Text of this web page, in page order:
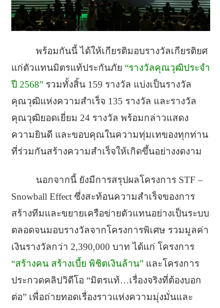
พร้อมกันนี้ ได้ให้เกียรติมอบรางวัลเกียรติยศ
แก่ตัวแทนมิตรแท้ประกันภัย “รางวัลคุณวุฒิประจำ
ปี 2568”รวมทั้งสิ้น 159 รางวัล แบ่งเป็นรางวัล
คุณวุฒิแห่งความสำเร็จ 135 รางวัล และรางวัล
คุณวุฒิยอดเยี่ยม 24 รางวัล พร้อมกล่าวแสดง
ความยินดี และขอบคุณในความทุ่มเทของทุกท่าน
ที่ร่วมกันสร้างความสำเร็จให้เกิดขึ้นอย่างงดงาม
นอกจากนี้ ยังมีการสรุปผลโครงการ STF –
Snowball Effect ซึ่งสะท้อนความสำเร็จของการ
สร้างทีมและขยายเครือข่ายตัวแทนอย่างเป็นระบบ
ตลอดจนมอบรางวัลจากโครงการพิเศษ รวมมูลค่า
เงินรางวัลกว่า 2,390,000 บาท ได้แก่ โครงการ
“สร้างคน สร้างเบี้ย พิชิตเงินล้าน”และโครงการ
ประกวดคลิปวิดีโอ “มิตรแท้…เรื่องจริงที่ต้องบอก
ต่อ” เพื่อถ่ายทอดเรื่องราวแห่งความมุ่งมั่นและ